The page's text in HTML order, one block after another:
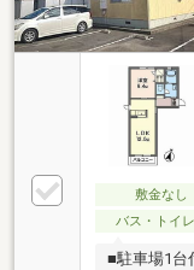
敷金なし
バス・トイ
■駐車場1台